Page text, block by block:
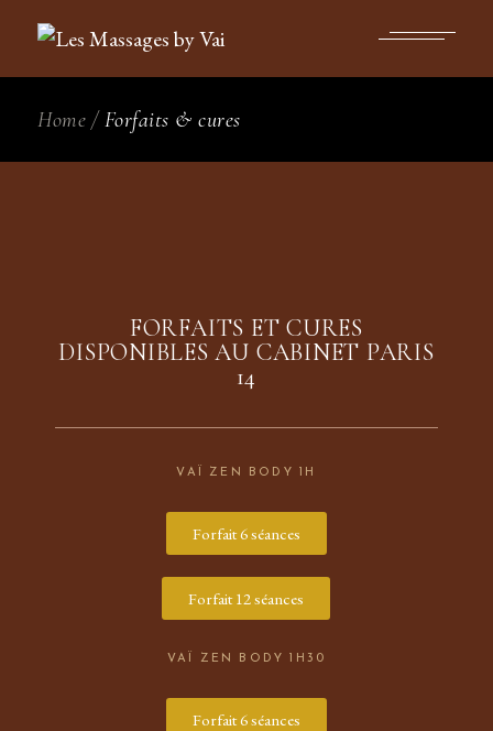
Home Forfaits & cures
FORFAITS ET CURES
DISPONIBLES AU CABINET PARIS
14
VAÏ ZEN BODY 1H
Forfait 6 séances
Forfait 12 séances
VAÏ ZEN BODY 1H30
Forfait 6 séances